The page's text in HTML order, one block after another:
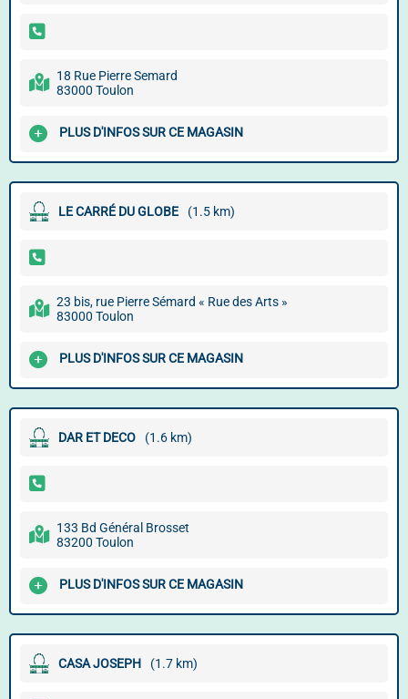
18 Rue Pierre Semard
83000 Toulon
PLUS D'INFOS SUR CE MAGASIN
LE CARRÉ DU GLOBE (1.5 km)
23 bis, rue Pierre Sémard « Rue des Arts »
83000 Toulon
PLUS D'INFOS SUR CE MAGASIN
DAR ET DECO (1.6 km)
133 Bd Général Brosset
83200 Toulon
PLUS D'INFOS SUR CE MAGASIN
CASA JOSEPH (1.7 km)